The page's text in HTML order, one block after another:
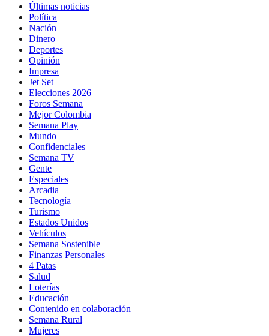
Últimas noticias
Política
Nación
Dinero
Deportes
Opinión
Impresa
Jet Set
Elecciones 2026
Foros Semana
Mejor Colombia
Semana Play
Mundo
Confidenciales
Semana TV
Gente
Especiales
Arcadia
Tecnología
Turismo
Estados Unidos
Vehículos
Semana Sostenible
Finanzas Personales
4 Patas
Salud
Loterías
Educación
Contenido en colaboración
Semana Rural
Mujeres